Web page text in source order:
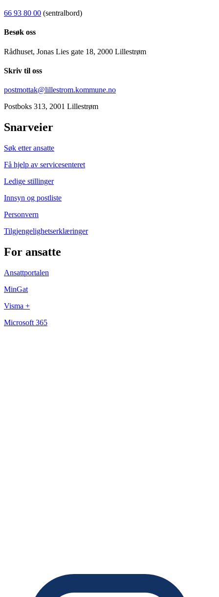
66 93 80 00 (sentralbord)
Besøk oss
Rådhuset, Jonas Lies gate 18, 2000 Lillestrøm
Skriv til oss
postmottak@lillestrom.kommune.no
Postboks 313, 2001 Lillestrøm
Snarveier
Søk etter ansatte
Få hjelp av servicesenteret
Ledige stillinger
Innsyn og postliste
Personvern
Tilgjengelighetserklæringer
For ansatte
Ansattportalen
MinGat
Visma +
Microsoft 365